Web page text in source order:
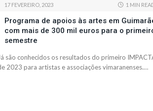
17 FEVEREIRO, 2023 1 MIN
Programa de apoios às artes em
com mais de 300 mil euros para o
semestre
são conhecidos os resultados do primeiro
2023 para artistas e associações vimaranenses.…